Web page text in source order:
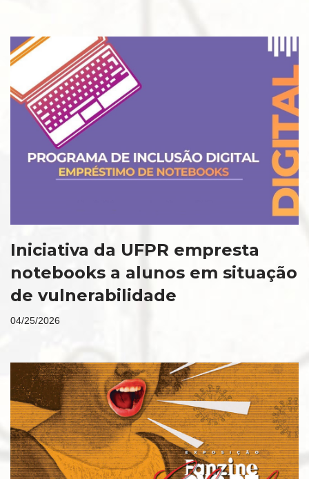
Iniciativa da UFPR empresta
notebooks a alunos em situação
de vulnerabilidade
04/25/2026